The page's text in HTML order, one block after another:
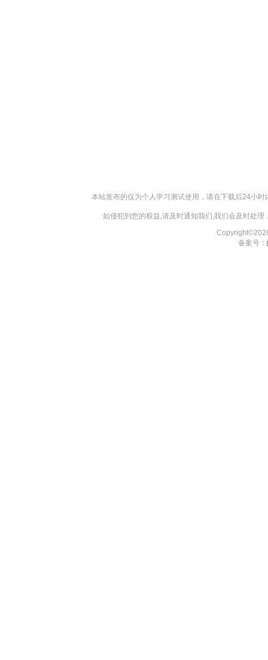
本站发布的仅为个人学习测试使用，请在下载后24小
如侵犯到您的权益,请及时通知我们,我们会及时处
备案号：